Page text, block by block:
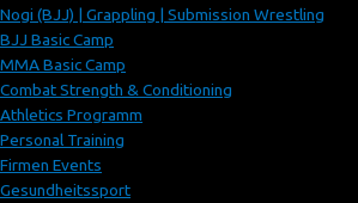
Nogi (BJJ) | Grappling | Submission Wrestling
BJJ Basic Camp
MMA Basic Camp
Combat Strength & Conditioning
Athletics Programm
Personal Training
Firmen Events
Gesundheitssport